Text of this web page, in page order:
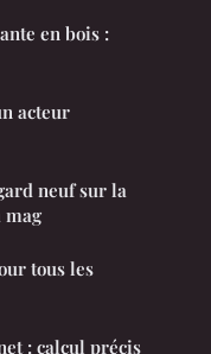
en bois :
acteur
neuf sur la
mag
tous les
: calcul précis